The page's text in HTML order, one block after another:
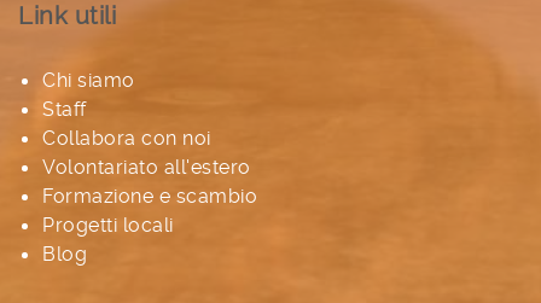
Link utili
Chi siamo
Staff
Collabora con noi
Volontariato all'estero
Formazione e scambio
Progetti locali
Blog